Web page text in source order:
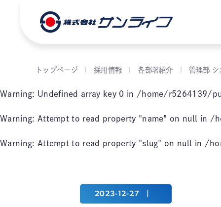
トップページ 採用情報 各部署紹介 管理部 シ
Warning: Undefined array key 0 in /home/r5264139/
Warning: Attempt to read property "name" on null in /
Warning: Attempt to read property "slug" on null in /
2023-12-27